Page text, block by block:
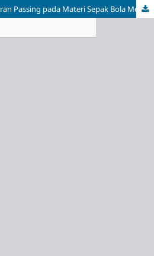
Peningkatkan Pembelajaran Passing pada Materi Sepak Bola Melalui Metode Learning Together